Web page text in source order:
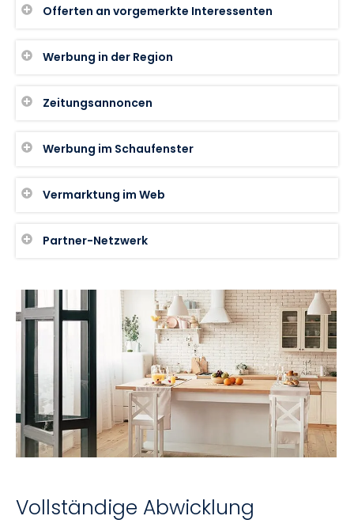
Offerten an vorgemerkte Interessenten
Werbung in der Region
Zeitungsannoncen
Werbung im Schaufenster
Vermarktung im Web
Partner-Netzwerk
Vollständige Abwicklung